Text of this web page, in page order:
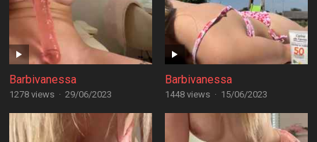
Barbivanessa
1278 views · 29/06/2023
Barbivanessa
1448 views · 15/06/2023